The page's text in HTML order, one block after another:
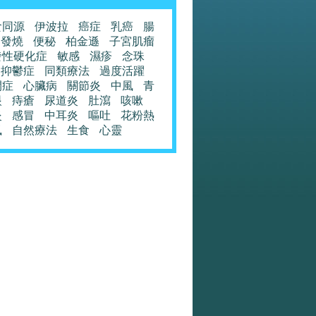
源 伊波拉 癌症 乳癌
腸
發燒
便秘 柏金遜
子宮肌瘤
硬化症
敏感 濕疹
念珠
抑鬱症
同類療法
過度活躍
心臟病 關節炎 中風
青
痔瘡 尿道炎 肚瀉
咳嗽
感冒 中耳炎 嘔吐
花粉熱
自然療法 生食 心靈